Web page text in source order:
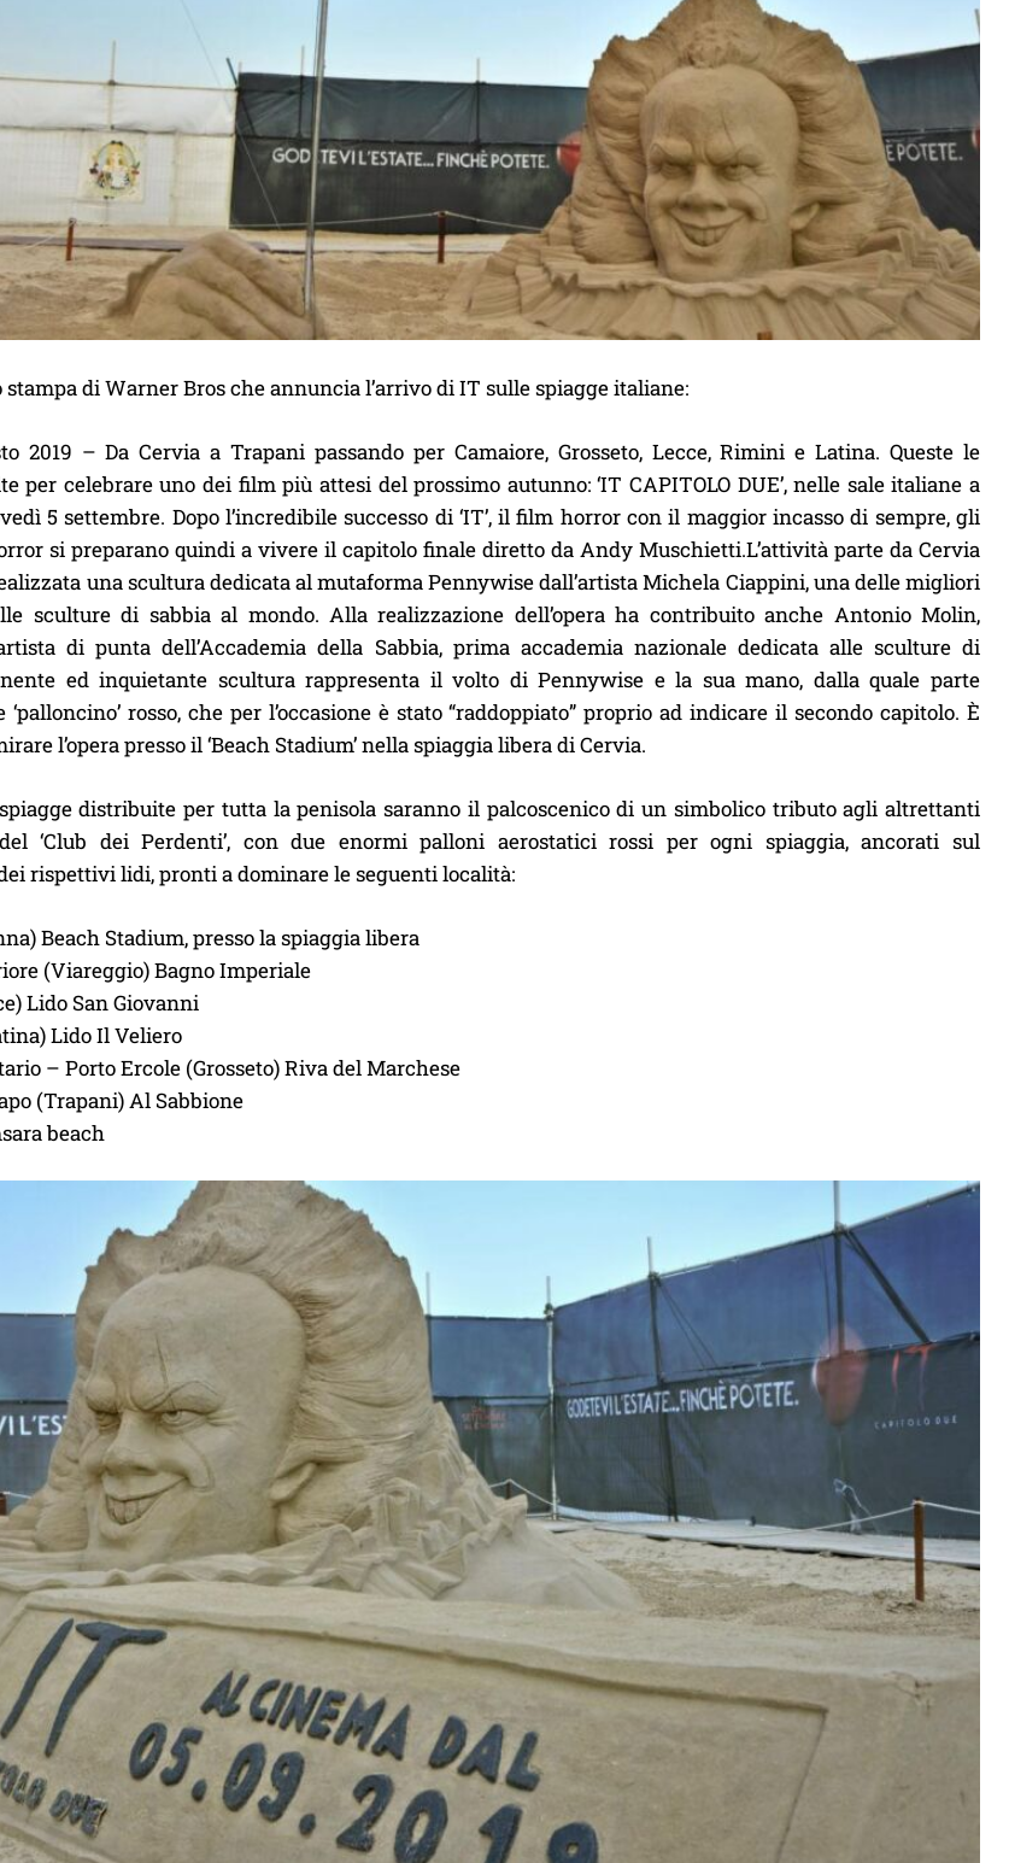
di Warner Bros che annuncia l’arrivo di IT sulle spiagge italiane:
2019 – Da Cervia a Trapani passando per Camaiore, Grosseto, Lecce, Rimini e Latina. Queste le
per celebrare uno dei film più attesi del prossimo autunno: ‘IT CAPITOLO DUE’, nelle sale italiane a
5 settembre. Dopo l’incredibile successo di ‘IT’, il film horror con il maggior incasso di sempre, gli
si preparano quindi a vivere il capitolo finale diretto da Andy Muschietti.L’attività parte da Cervia
una scultura dedicata al mutaforma Pennywise dall’artista Michela Ciappini, una delle migliori
sculture di sabbia al mondo. Alla realizzazione dell’opera ha contribuito anche Antonio Molin,
di punta dell’Accademia della Sabbia, prima accademia nazionale dedicata alle sculture di
ed inquietante scultura rappresenta il volto di Pennywise e la sua mano, dalla quale parte
‘palloncino’ rosso, che per l’occasione è stato “raddoppiato” proprio ad indicare il secondo capitolo. È
l’opera presso il ‘Beach Stadium’ nella spiaggia libera di Cervia.
distribuite per tutta la penisola saranno il palcoscenico di un simbolico tributo agli altrettanti
‘Club dei Perdenti’, con due enormi palloni aerostatici rossi per ogni spiaggia, ancorati sul
rispettivi lidi, pronti a dominare le seguenti località:
Beach Stadium, presso la spiaggia libera
(Viareggio) Bagno Imperiale
Lido San Giovanni
Lido Il Veliero
– Porto Ercole (Grosseto) Riva del Marchese
(Trapani) Al Sabbione
beach